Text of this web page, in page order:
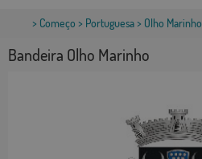
> Começo > Portuguesa> Olho Marinho
Bandeira Olho Marinho